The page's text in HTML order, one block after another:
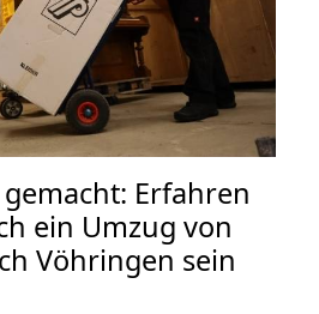
Erfahren
ein Umzug von
Vöhringen sein